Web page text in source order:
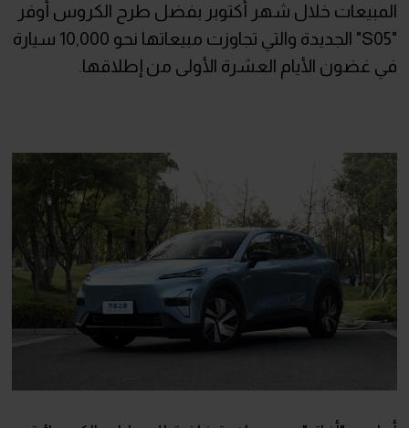
المبيعات خلال شهر أكتوبر بفضل طرح الكروس أوفر
"S05" الجديدة والتي تجاوزت مبيعاتها نحو 10,000 سيارة
في غضون الأيام العشرة الأولى من إطلاقها.